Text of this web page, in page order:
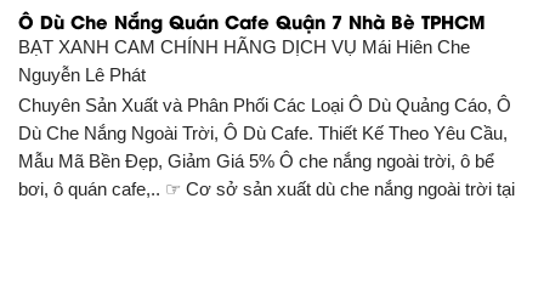
Ô Dù Che Nắng Quán Cafe Quận 7 Nhà Bè TPHCM
BẠT XANH CAM CHÍNH HÃNG DỊCH VỤ Mái Hiên Che
Nguyễn Lê Phát
Chuyên Sản Xuất và Phân Phối Các Loại Ô Dù Quảng Cáo, Ô
Dù Che Nắng Ngoài Trời, Ô Dù Cafe. Thiết Kế Theo Yêu Cầu,
Mẫu Mã Bền Đẹp, Giảm Giá 5% Ô che nắng ngoài trời, ô bể
bơi, ô quán cafe,.. ☞ Cơ sở sản xuất dù che nắng ngoài trời tại